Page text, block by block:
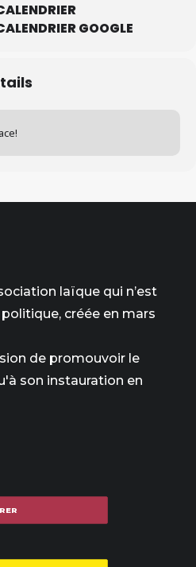
GOOGLE
laïque qui n’est
créée en mars
de promouvoir le
son instauration en